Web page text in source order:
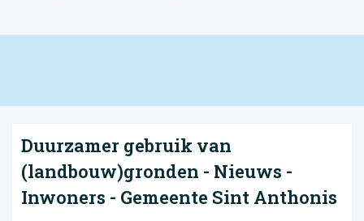
Duurzamer gebruik van
(landbouw)gronden - Nieuws -
Inwoners - Gemeente Sint Anthonis